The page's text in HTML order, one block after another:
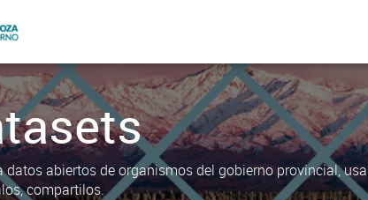
datos abiertos de organismos del gobierno provincial,
compartilos.